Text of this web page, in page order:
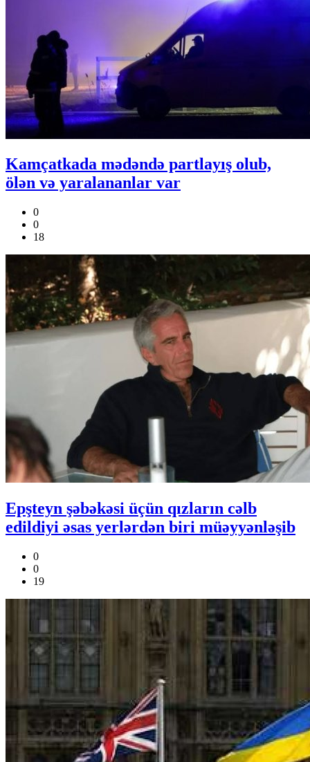
Kamçatkada mədəndə partlayış olub,
ölən və yaralananlar var
0
0
18
Epşteyn şəbəkəsi üçün qızların cəlb
edildiyi əsas yerlərdən biri müəyyənləşib
0
0
19